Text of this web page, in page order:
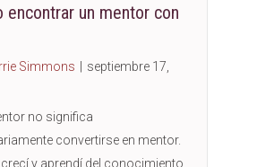
encontrar un mentor con
Simmons
septiembre 17,
no significa
convertirse en mentor.
y aprendí del conocimiento